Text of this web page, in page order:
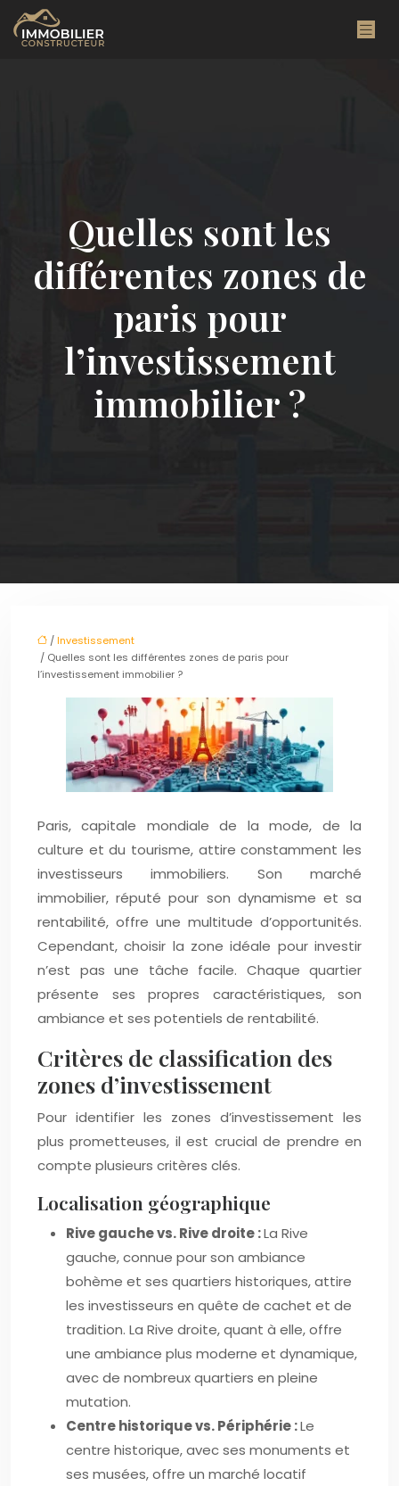
Quelles sont les
différentes zones de
paris pour
l’investissement
immobilier ?
/Investissement
/ Quelles sont les différentes zones de paris pour
l’investissement immobilier ?
Paris, capitale mondiale de la mode, de la
culture et du tourisme, attire constamment les
investisseurs immobiliers. Son marché
immobilier, réputé pour son dynamisme et sa
rentabilité, offre une multitude d’opportunités.
Cependant, choisir la zone idéale pour investir
n’est pas une tâche facile. Chaque quartier
présente ses propres caractéristiques, son
ambiance et ses potentiels de rentabilité.
Critères de classification des
zones d’investissement
Pour identifier les zones d’investissement les
plus prometteuses, il est crucial de prendre en
compte plusieurs critères clés.
Localisation géographique
Rive gauche vs. Rive droite :La Rive
gauche, connue pour son ambiance
bohème et ses quartiers historiques, attire
les investisseurs en quête de cachet et de
tradition. La Rive droite, quant à elle, offre
une ambiance plus moderne et dynamique,
avec de nombreux quartiers en pleine
mutation.
Centre historique vs. Périphérie :Le
centre historique, avec ses monuments et
ses musées, offre un marché locatif